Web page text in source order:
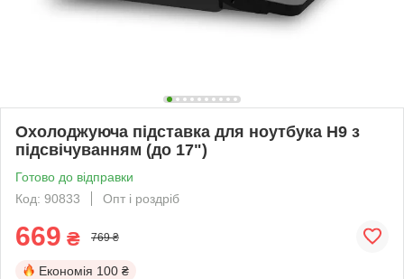
Охолоджуюча підставка для ноутбука H9 з
підсвічуванням (до 17")
Готово до відправки
Код: 90833
Опт і роздріб
669 ₴ 769 ₴
Економія 100 ₴